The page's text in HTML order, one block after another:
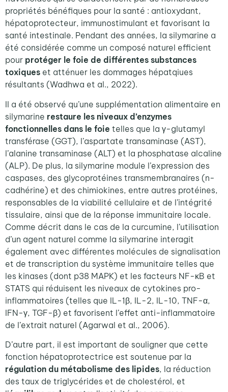
propriétés bénéfiques pour la santé : antioxydant,
hépatoprotecteur, immunostimulant et favorisant la
santé intestinale. Pendant des années, la silymarine a
été considérée comme un composé naturel efficient
pour protéger le foie de différentes substances
toxiques et atténuer les dommages hépatqiues
résultants (Wadhwa et al., 2022).
Il a été observé qu’une supplémentation alimentaire en
silymarine restaure les niveaux d’enzymes
fonctionnelles dans le foie telles que la γ-glutamyl
transférase (GGT), l’aspartate transaminase (AST),
l’alanine transaminase (ALT) et la phosphatase alcaline
(ALP). De plus, la silymarine module l’expression des
caspases, des glycoprotéines transmembranaires (n-
cadhérine) et des chimiokines, entre autres protéines,
responsables de la viabilité cellulaire et de l’intégrité
tissulaire, ainsi que de la réponse immunitaire locale.
Comme décrit dans le cas de la curcumine, l’utilisation
d’un agent naturel comme la silymarine interagit
également avec différentes molécules de signalisation
et de transcription du système immunitaire telles que
les kinases (dont p38 MAPK) et les facteurs NF-ᴋB et
STATS qui réduisent les niveaux de cytokines pro-
inflammatoires (telles que IL-1β, IL-2, IL-10, TNF-α,
IFN-γ, TGF-β) et favorisent l’effet anti-inflammatoire
de l’extrait naturel (Agarwal et al., 2006).
D’autre part, il est important de souligner que cette
fonction hépatoprotectrice est soutenue par la
régulation du métabolisme des lipides, la réduction
des taux de triglycérides et de cholestérol, et